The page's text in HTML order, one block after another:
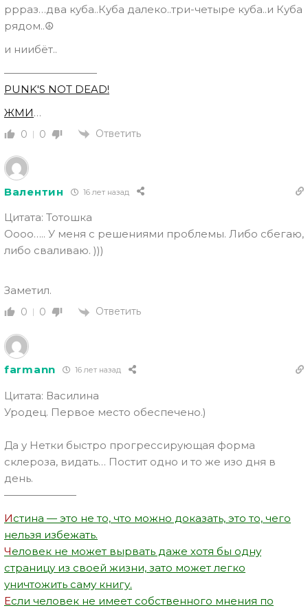
ррраз…два куба..Куба далеко..три-четыре куба..и Куба
рядом..☮
и ниибёт..
—————————
PUNK'S NOT DEAD!
ЖМИ…
0 0 Ответить
Валентин 16 лет назад
Цитата: Тотошка
Оооо….. У меня с решениями проблемы. Либо сбегаю,
либо сваливаю. )))
Заметил.
0 0 Ответить
farmann 16 лет назад
Цитата: Василина
Уродец. Первое место обеспечено.)
Да у Нетки быстро прогрессирующая форма
склероза, видать… Постит одно и то же изо дня в
день.
———————
Истина — это не то, что можно доказать, это то, чего
нельзя избежать.
Человек не может вырвать даже хотя бы одну
страницу из своей жизни, зато может легко
уничтожить саму книгу.
Если человек не имеет собственного мнения по